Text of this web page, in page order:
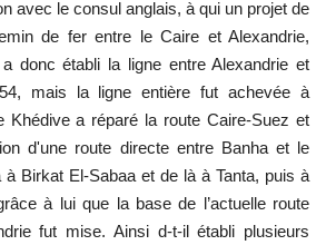
avec le consul anglais, à qui un projet de
de fer entre le Caire et Alexandrie,
donc établi la ligne entre Alexandrie et
mais la ligne entière fut achevée à
Khédive a réparé la route Caire-Suez et
d'une route directe entre Banha et le
à Birkat El-Sabaa et de là à Tanta, puis à
à lui que la base de l’actuelle route
fut mise. Ainsi d-t-il établi plusieurs